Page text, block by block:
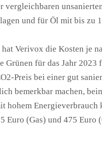
und für Öl mit bis zu
Verivox die Kosten je
Grünen für das Jahr 2023
Preis bei einer gut
bemerkbar machen,
hohem
Euro (Gas) und 475 Euro